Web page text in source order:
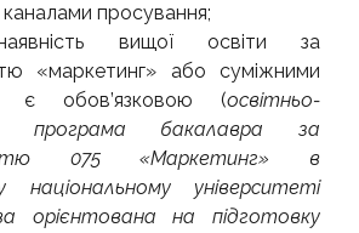
просування;
вищої освіти за
«маркетинг» або суміжними
є обов’язковою (освітньо-
програма бакалавра за
075 «Маркетинг» в
національному університеті
орієнтована на підготовку